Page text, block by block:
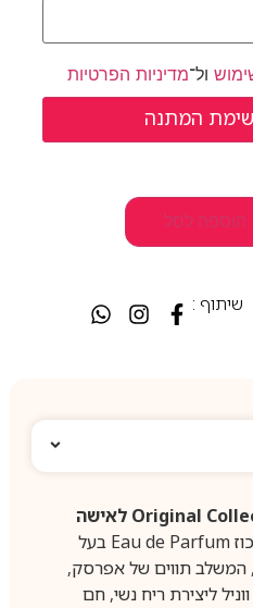
ול־מדיניות הפרטיות
הוספה לסל
שיתוף :
קלייב כריסטיאן Original Collection X לאישה
הוא בושם יוקרתי בריכוז Eau de Parfum בעל
המשלב תווים של אפרסק,
ליצירת ריח נשי, חם